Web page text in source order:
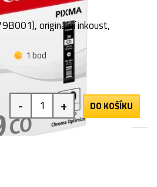
originální inkoust,
1 bod
- + DO KOŠÍKU